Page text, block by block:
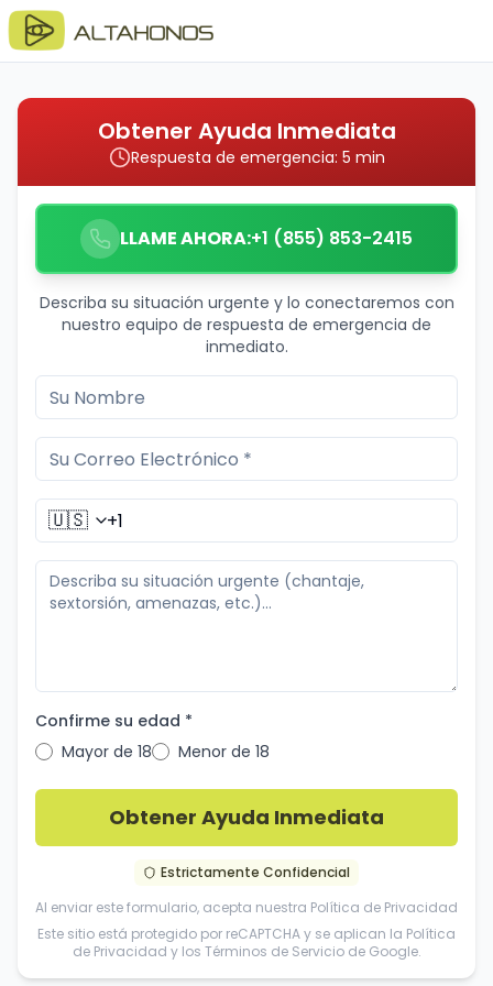
Obtener Ayuda Inmediata
Respuesta de emergencia: 5 min
LLAME AHORA:+1 (855) 853-2415
Describa su situación urgente y lo conectaremos con
nuestro equipo de respuesta de emergencia de
inmediato.
🇺🇸
Confirme su edad *
Mayor de 18
Menor de 18
Obtener Ayuda Inmediata
Estrictamente Confidencial
Al enviar este formulario, acepta nuestra Política de Privacidad
Este sitio está protegido por reCAPTCHA y se aplican la Política
de Privacidad y los Términos de Servicio de Google.